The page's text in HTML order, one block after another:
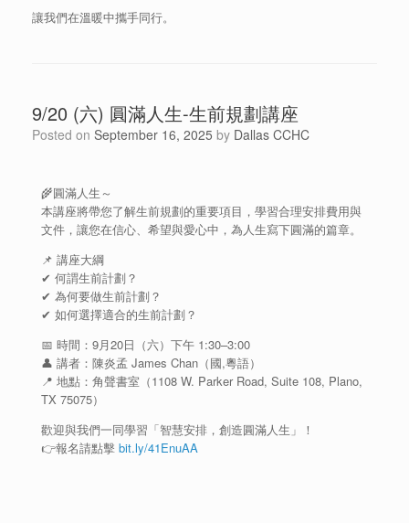
讓我們在溫暖中攜手同行。
9/20 (六) 圓滿人生-生前規劃講座
Posted on September 16, 2025 by Dallas CCHC
🌾圓滿人生～
本講座將帶您了解生前規劃的重要項目，學習合理安排費用與
文件，讓您在信心、希望與愛心中，為人生寫下圓滿的篇章。
📌 講座大綱
✔ 何謂生前計劃？
✔ 為何要做生前計劃？
✔ 如何選擇適合的生前計劃？
📅 時間：9月20日（六）下午 1:30–3:00
👤 講者：陳炎孟 James Chan（國,粵語）
📍 地點：角聲書室（1108 W. Parker Road, Suite 108, Plano,
TX 75075）
歡迎與我們一同學習「智慧安排，創造圓滿人生」！
👉報名請點擊 bit.ly/41EnuAA